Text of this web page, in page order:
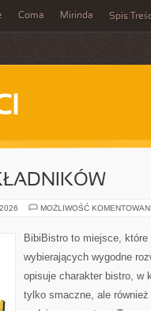
Coma Mirinda Spis
MOŻLIWOŚĆ
BibiBistro to miejsce,
wybierających wygodne
opisuje charakter bistro, w
tylko smaczne, ale również